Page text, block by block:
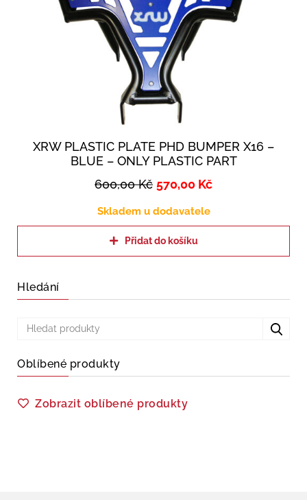
XRW PLASTIC PLATE PHD BUMPER X16 –
BLUE – ONLY PLASTIC PART
600,00Kč 570,00 Kč
Skladem u dodavatele
Přidat do košíku
Hledání
Oblíbené produkty
Zobrazit oblíbené produkty